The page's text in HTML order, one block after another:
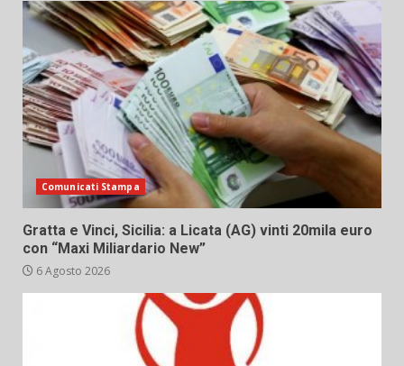
Comunicati Stampa
Gratta e Vinci, Sicilia: a Licata (AG) vinti 20mila euro
con “Maxi Miliardario New”
6 Agosto 2026